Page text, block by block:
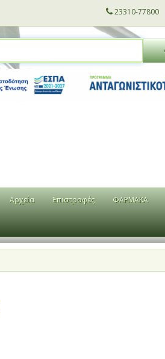
23310-77800
Αρχεία Επιστροφές ΦΑΡΜΑΚΑ